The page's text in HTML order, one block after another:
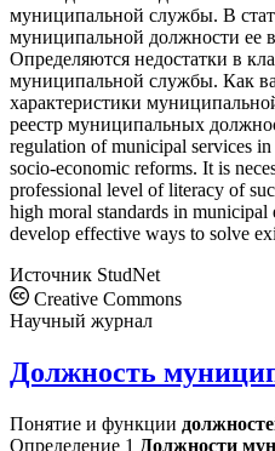
муниципальной службы. В
муниципальной должности ее
Определяются недостатки в
муниципальной службы. Как
характеристики
реестр муниципальных
regulation of municipal services
socio-economic reforms. It is
professional level of literacy of
high moral standards in
develop effective ways to solve
Источник StudNet
Creative Commons
Научный журнал
Должность
Понятие и функции
Определение 1 Должности